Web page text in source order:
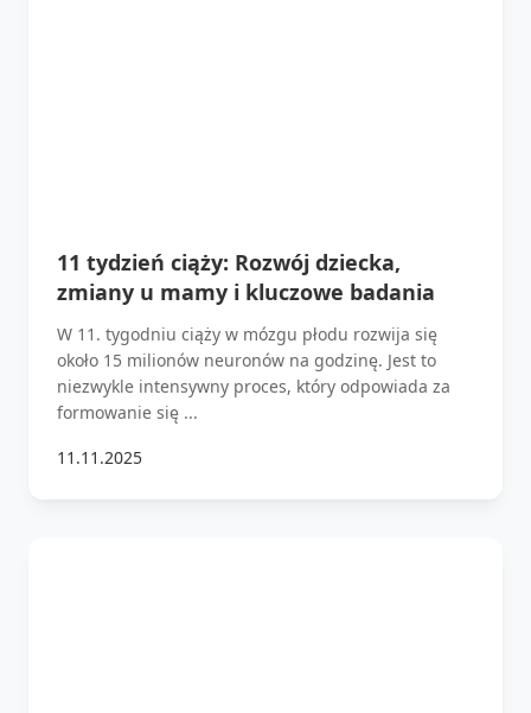
11 tydzień ciąży: Rozwój dziecka,
zmiany u mamy i kluczowe badania
W 11. tygodniu ciąży w mózgu płodu rozwija się
około 15 milionów neuronów na godzinę. Jest to
niezwykle intensywny proces, który odpowiada za
formowanie się ...
11.11.2025